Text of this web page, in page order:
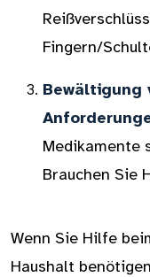
Fingern/
Bewältigung
Medikamente
Brauchen Sie
Wenn Sie Hilfe
Haushalt